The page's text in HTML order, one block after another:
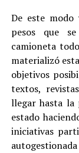
De este
pesos que
camioneta
materializó
objetivos
textos,
llegar hasta la
estado
iniciativas